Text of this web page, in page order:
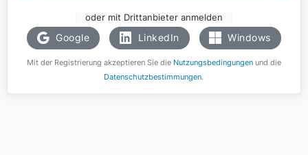
oder mit Drittanbieter anmelden
Google LinkedIn Windows
Mit der Registrierung akzeptieren Sie die Nutzungsbedingungenund die
Datenschutzbestimmungen.